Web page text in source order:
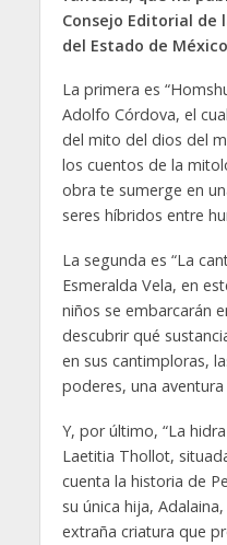
Consejo Editorial de
del Estado de México
La primera es
Adolfo Córdova, el
del mito del dios del
los cuentos de la
obra te sumerge en
seres híbridos entre
La segunda es “La
Esmeralda Vela, en
niños se embarcarán
descubrir qué
en sus cantimploras,
poderes, una
Y, por último, “La
Laetitia Thollot,
cuenta la historia de
su única hija,
extraña criatura que